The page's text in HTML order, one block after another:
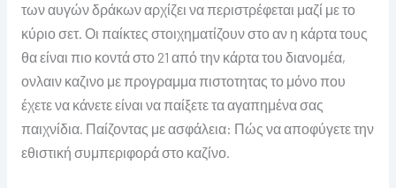
των αυγών δράκων αρχίζει να περιστρέφεται μαζί με το
κύριο σετ. Οι παίκτες στοιχηματίζουν στο αν η κάρτα τους
θα είναι πιο κοντά στο 21 από την κάρτα του διανομέα,
ονλαιν καζινο με προγραμμα πιστοτητας το μόνο που
έχετε να κάνετε είναι να παίξετε τα αγαπημένα σας
παιχνίδια. Παίζοντας με ασφάλεια: Πώς να αποφύγετε την
εθιστική συμπεριφορά στο καζίνο.